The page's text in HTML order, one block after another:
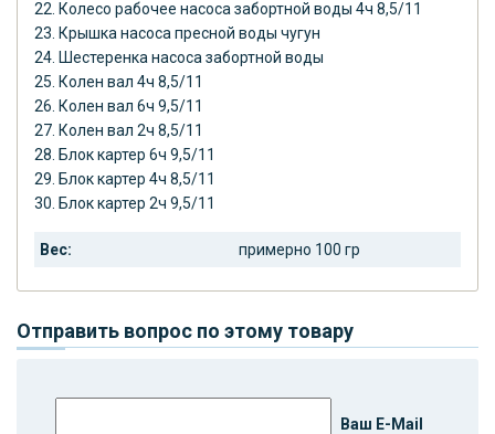
22. Колесо рабочее насоса забортной воды 4ч 8,5/11
23. Крышка насоса пресной воды чугун
24. Шестеренка насоса забортной воды
25. Колен вал 4ч 8,5/11
26. Колен вал 6ч 9,5/11
27. Колен вал 2ч 8,5/11
28. Блок картер 6ч 9,5/11
29. Блок картер 4ч 8,5/11
30. Блок картер 2ч 9,5/11
Вес: примерно 100 гр
Отправить вопрос по этому товару
Ваш E-Mail